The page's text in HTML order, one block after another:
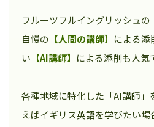
フルーツフルイングリッシュの
自慢の 【人間の講師】 による
い 【AI講師】 による添削も人気
各種地域に特化した「AI講師」
えばイギリス英語を学びたい